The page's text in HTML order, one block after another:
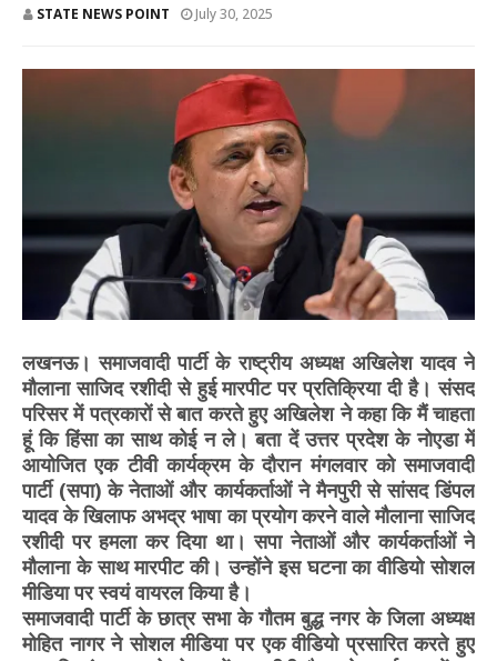
STATE NEWS POINT July 30, 2025
लखनऊ। समाजवादी पार्टी के राष्ट्रीय अध्यक्ष अखिलेश यादव ने
मौलाना साजिद रशीदी से हुई मारपीट पर प्रतिक्रिया दी है। संसद
परिसर में पत्रकारों से बात करते हुए अखिलेश ने कहा कि मैं चाहता
हूं कि हिंसा का साथ कोई न ले। बता दें उत्तर प्रदेश के नोएडा में
आयोजित एक टीवी कार्यक्रम के दौरान मंगलवार को समाजवादी
पार्टी (सपा) के नेताओं और कार्यकर्ताओं ने मैनपुरी से सांसद डिंपल
यादव के खिलाफ अभद्र भाषा का प्रयोग करने वाले मौलाना साजिद
रशीदी पर हमला कर दिया था। सपा नेताओं और कार्यकर्ताओं ने
मौलाना के साथ मारपीट की। उन्होंने इस घटना का वीडियो सोशल
मीडिया पर स्वयं वायरल किया है।
समाजवादी पार्टी के छात्र सभा के गौतम बुद्ध नगर के जिला अध्यक्ष
मोहित नागर ने सोशल मीडिया पर एक वीडियो प्रसारित करते हुए